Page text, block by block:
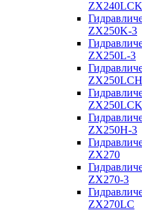
ZX240LCK
ZX250K-3
ZX250L-3
ZX250Н-3
ZX270
ZX270-3
ZX270LC